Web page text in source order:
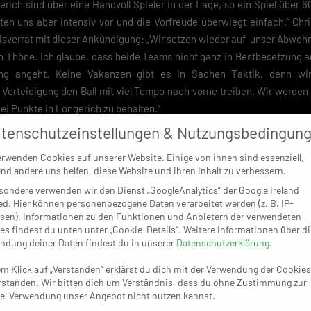
sind über eine Handvoll Spieler in der Lage, so ein Spiel über
uns aber intensiv vor und die Vorfreude überwiegt einfach.“
mit dieser Ankündigung: „Wir setzen wieder auf unser
Thöne. Ich glaube, dass beide Teams nicht ganz in Bestbesetzung
angeht. Keine Vakanzen gibt es in Sachen Taktik, denn
den Ball mit viel Tempo nach vorne treiben. Wir
Punkte in Longerich zu behalten.“
mit dem Blick nach hinten weitgehend in einem ruhigen
rund – was etwa für den von Anfang an auf Abstiegskampf
ist. Und eben dieses Wissen um das, was in den
die Mannschaft als wertvoll erweisen. Um festzustellen, was für
niemand hellseherische Fähigkeiten, denn es geht zum TV
besser dasteht als Aldekerk. „Wir spielen gegen einen
analysiert, eine sehr gute Trainingswoche hinter uns und
Schritte nach vorne gemacht. Die Leistungen haben das
mit breiter Brust hinzufahren und zu versuchen, die nötigen
weiß der TVA-Coach natürlich: „Das wird schon eine knackige
&
Cookies auf unserer Website. Einige von ihnen sind essenziell,
andere uns helfen, diese Website und ihren Inhalt zu verbessern.
verwenden wir den Dienst „GoogleAnalytics“ der Google Ireland
Hier können personenbezogene Daten verarbeitet werden (z. B. IP-
Informationen zu den Funktionen und Anbietern der verwendeten
findest du unten unter „Cookie-Details“. Weitere Informationen über
deiner Daten findest du in unserer Datenschutzerklärung.
Klick auf „Verstanden“ erklärst du dich mit der Verwendung der Cookies
Wir bitten dich um Verständnis, dass du ohne Zustimmung zur
Verwendung unser Angebot nicht nutzen kannst.